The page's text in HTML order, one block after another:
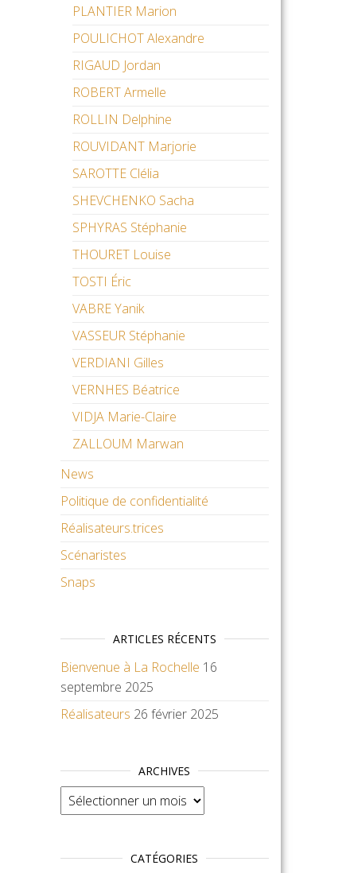
PLANTIER Marion
POULICHOT Alexandre
RIGAUD Jordan
ROBERT Armelle
ROLLIN Delphine
ROUVIDANT Marjorie
SAROTTE Clélia
SHEVCHENKO Sacha
SPHYRAS Stéphanie
THOURET Louise
TOSTI Éric
VABRE Yanik
VASSEUR Stéphanie
VERDIANI Gilles
VERNHES Béatrice
VIDJA Marie-Claire
ZALLOUM Marwan
News
Politique de confidentialité
Réalisateurs.trices
Scénaristes
Snaps
ARTICLES RÉCENTS
Bienvenue à La Rochelle 16
septembre 2025
Réalisateurs 26 février 2025
ARCHIVES
Archives
CATÉGORIES